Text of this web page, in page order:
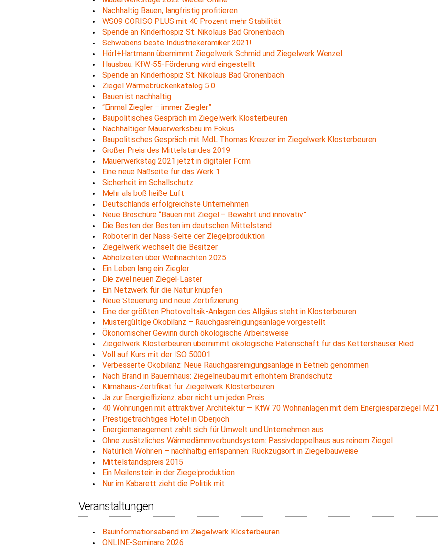
Nachhaltig Bauen, langfristig profitieren
WS09 CORISO PLUS mit 40 Prozent mehr Stabilität
Spende an Kinderhospiz St. Nikolaus Bad Grönenbach
Schwabens beste Industriekeramiker 2021!
Hörl+Hartmann übernimmt Ziegelwerk Schmid und Ziegelwerk Wenzel
Hausbau: KfW-55-Förderung wird eingestellt
Spende an Kinderhospiz St. Nikolaus Bad Grönenbach
Ziegel Wärmebrückenkatalog 5.0
Bauen ist nachhaltig
“Einmal Ziegler – immer Ziegler”
Baupolitisches Gespräch im Ziegelwerk Klosterbeuren
Nachhaltiger Mauerwerksbau im Fokus
Baupolitisches Gespräch mit MdL Thomas Kreuzer im Ziegelwerk Klosterbeuren
Großer Preis des Mittelstandes 2019
Mauerwerkstag 2021 jetzt in digitaler Form
Eine neue Naßseite für das Werk 1
Sicherheit im Schallschutz
Mehr als boß heiße Luft
Deutschlands erfolgreichste Unternehmen
Neue Broschüre “Bauen mit Ziegel – Bewährt und innovativ”
Die Besten der Besten im deutschen Mittelstand
Roboter in der Nass-Seite der Ziegelproduktion
Ziegelwerk wechselt die Besitzer
Abholzeiten über Weihnachten 2025
Ein Leben lang ein Ziegler
Die zwei neuen Ziegel-Laster
Ein Netzwerk für die Natur knüpfen
Neue Steuerung und neue Zertifizierung
Eine der größten Photovoltaik-Anlagen des Allgäus steht in Klosterbeuren
Mustergültige Ökobilanz – Rauchgasreinigungsanlage vorgestellt
Ökonomischer Gewinn durch ökologische Arbeitsweise
Ziegelwerk Klosterbeuren übernimmt ökologische Patenschaft für das Kettershauser Ried
Voll auf Kurs mit der ISO 50001
Verbesserte Ökobilanz: Neue Rauchgasreinigungsanlage in Betrieb genommen
Nach Brand in Bauernhaus: Ziegelneubau mit erhöhtem Brandschutz
Klimahaus-Zertifikat für Ziegelwerk Klosterbeuren
Ja zur Energieffizienz, aber nicht um jeden Preis
40 Wohnungen mit attraktiver Architektur — KfW 70 Wohnanlagen mit dem Energiesparziegel
Prestigeträchtiges Hotel in Oberjoch
Energiemanagement zahlt sich für Umwelt und Unternehmen aus
Ohne zusätzliches Wärmedämmverbundsystem: Passivdoppelhaus aus reinem Ziegel
Natürlich Wohnen – nachhaltig entspannen: Rückzugsort in Ziegelbauweise
Mittelstandspreis 2015
Ein Meilenstein in der Ziegelproduktion
Nur im Kabarett zieht die Politik mit
Veranstaltungen
Bauinformationsabend im Ziegelwerk Klosterbeuren
ONLINE-Seminare 2026